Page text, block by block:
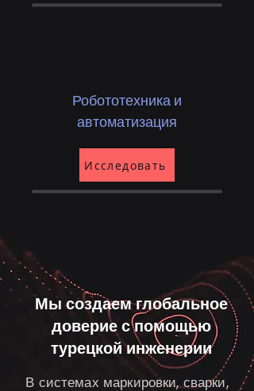
Робототехника и
автоматизация
Исследовать
Мы создаем глобальное
доверие с помощью
турецкой инженерии
В системах маркировки, сварки,